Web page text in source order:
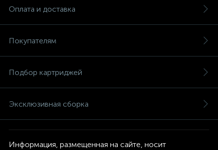
Оплата и доставка
Покупателям
Подбор картриджей
Эксклюзивная сборка
Информация, размещенная на сайте, носит